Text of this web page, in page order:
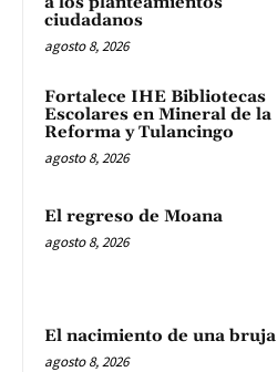
ciudadanos
agosto 8, 2026
Fortalece IHE Bibliotecas
Escolares en Mineral de la
Reforma y Tulancingo
agosto 8, 2026
El regreso de Moana
agosto 8, 2026
El nacimiento de una bruja
agosto 8, 2026